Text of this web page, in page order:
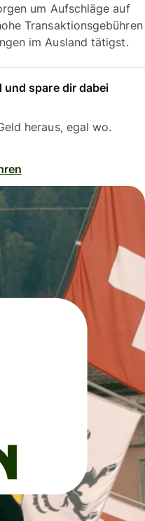
um Aufschläge auf
Transaktionsgebühren
im Ausland tätigst.
und spare dir dabei
heraus, egal wo.